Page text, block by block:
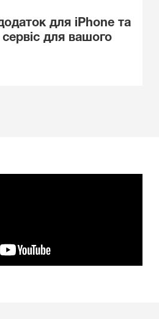
для iPhone та
для вашого